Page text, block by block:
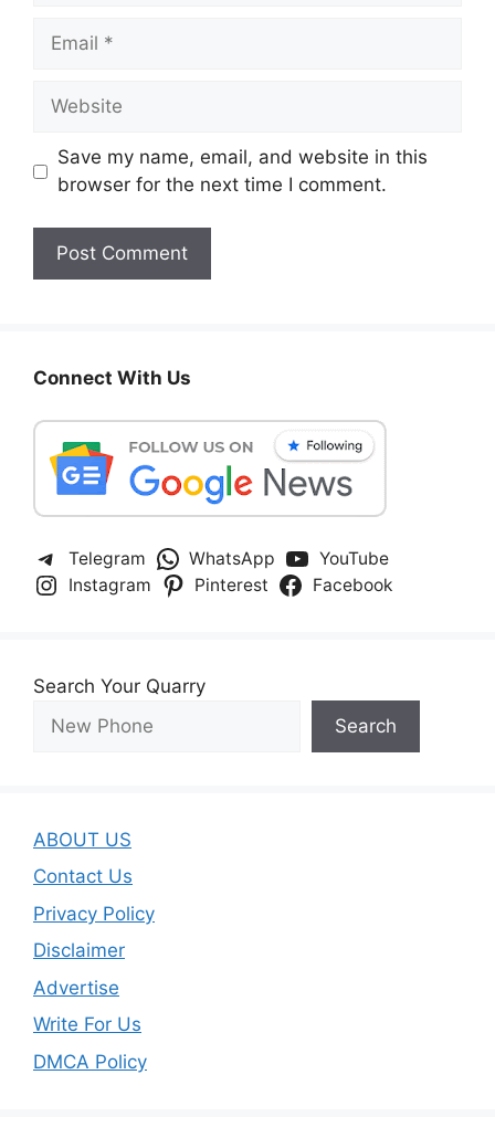
Email
Website
Save my name, email, and website in this
browser for the next time I comment.
Connect With Us
Telegram WhatsApp
YouTube
Instagram
Pinterest Facebook
Search Your Quarry
Search
ABOUT US
Contact Us
Privacy Policy
Disclaimer
Advertise
Write For Us
DMCA Policy